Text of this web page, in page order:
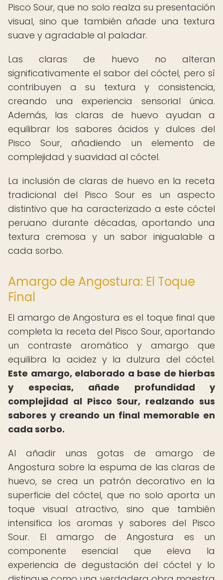
Pisco Sour, que no solo realza su presentación
visual, sino que también añade una textura
suave y agradable al paladar.
Las claras de huevo no alteran
significativamente el sabor del cóctel, pero sí
contribuyen a su textura y consistencia,
creando una experiencia sensorial única.
Además, las claras de huevo ayudan a
equilibrar los sabores ácidos y dulces del
Pisco Sour, añadiendo un elemento de
complejidad y suavidad al cóctel.
La inclusión de claras de huevo en la receta
tradicional del Pisco Sour es un aspecto
distintivo que ha caracterizado a este cóctel
peruano durante décadas, aportando una
textura cremosa y un sabor inigualable a
cada sorbo.
Amargo de Angostura: El Toque
Final
El amargo de Angostura es el toque final que
completa la receta del Pisco Sour, aportando
un contraste aromático y amargo que
equilibra la acidez y la dulzura del cóctel.
Este amargo, elaborado a base de hierbas
y especias, añade profundidad y
complejidad al Pisco Sour, realzando sus
sabores y creando un final memorable en
cada sorbo.
Al añadir unas gotas de amargo de
Angostura sobre la espuma de las claras de
huevo, se crea un patrón decorativo en la
superficie del cóctel, que no solo aporta un
toque visual atractivo, sino que también
intensifica los aromas y sabores del Pisco
Sour. El amargo de Angostura es un
componente esencial que eleva la
experiencia de degustación del cóctel y lo